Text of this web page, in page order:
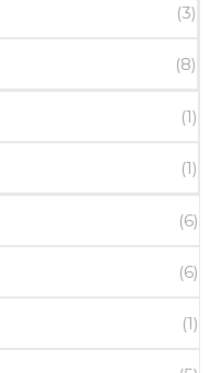
(3)
(8)
(1)
(1)
(6)
(6)
(1)